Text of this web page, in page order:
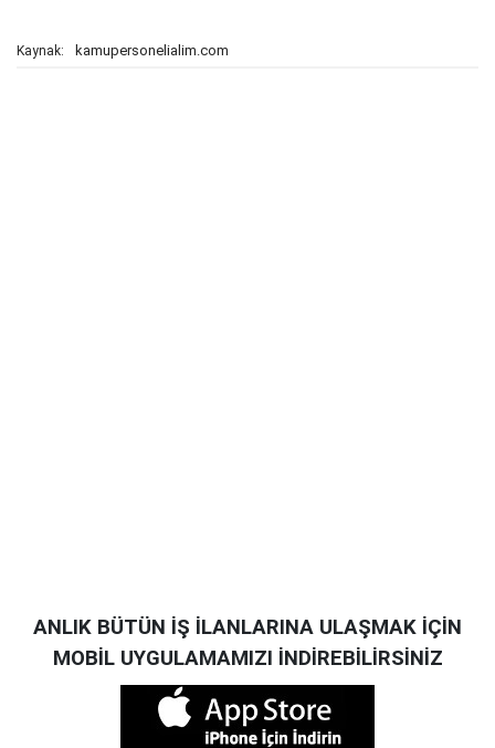
Kaynak: kamupersonelialim.com
ANLIK BÜTÜN İŞ İLANLARINA ULAŞMAK İÇİN
MOBİL UYGULAMAMIZI İNDİREBİLİRSİNİZ